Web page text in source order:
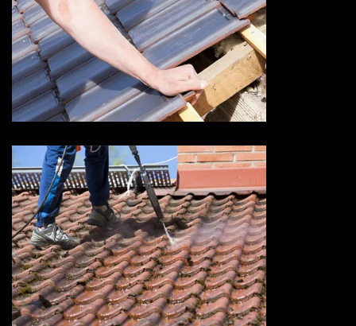
Devis fuite de toiture 73
Savoie
Devis nettoyage de toiture 73
Savoie